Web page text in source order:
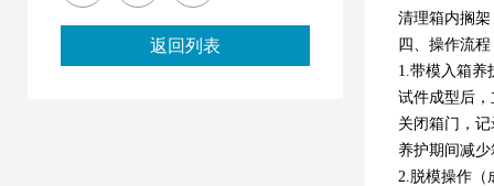
清理箱内搁
四 、操作流程
1.带模入箱养
试件成型后
关闭箱门，
养护期间减
2.脱模操作（
返回列表